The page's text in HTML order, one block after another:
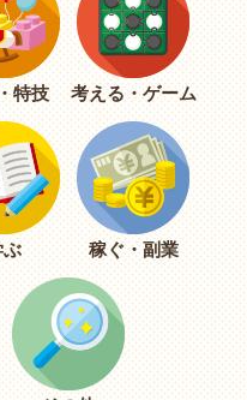
特技 考える・ゲーム
ぶ 稼ぐ・副業